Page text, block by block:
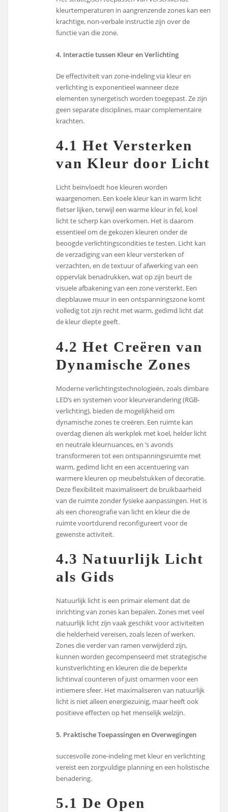
kleurtemperaturen in aangrenzende zones kan een
krachtige, non-verbale instructie zijn over de
functie van die zone.
4. Interactie tussen Kleur en Verlichting
De effectiviteit van zone-indeling via kleur en
verlichting is exponentieel wanneer deze
elementen synergetisch worden toegepast. Ze zijn
geen separate disciplines, maar complementaire
krachten.
4.1 Het Versterken
van Kleur door Licht
Licht beïnvloedt hoe kleuren worden
waargenomen. Een koele kleur kan in warm licht
fletser lijken, terwijl een warme kleur in fel, koel
licht te scherp kan overkomen. Het is daarom
essentieel om de gekozen kleuren onder de
beoogde verlichtingscondities te testen. Licht kan
de verzadiging van een kleur versterken of
verzachten, en de textuur of afwerking van een
oppervlak benadrukken, wat op zijn beurt de
visuele afbakening van een zone versterkt. Een
diepblauwe muur in een ontspanningszone komt
volledig tot zijn recht met warm, gedimd licht dat
de kleur diepte geeft.
4.2 Het Creëren van
Dynamische Zones
Moderne verlichtingstechnologieën, zoals dimbare
LED’s en systemen voor kleurverandering (RGB-
verlichting), bieden de mogelijkheid om
dynamische zones te creëren. Een ruimte kan
overdag dienen als werkplek met koel, helder licht
en neutrale kleurnuances, en ’s avonds
transformeren tot een ontspanningsruimte met
warm, gedimd licht en een accentuering van
warmere kleuren op meubelstukken of decoratie.
Deze flexibiliteit maximaliseert de bruikbaarheid
van de ruimte zonder fysieke aanpassingen. Het is
als een choreografie van licht en kleur die de
ruimte voortdurend reconfigureert voor de
gewenste activiteit.
4.3 Natuurlijk Licht
als Gids
Natuurlijk licht is een primair element dat de
inrichting van zones kan bepalen. Zones met veel
natuurlijk licht zijn vaak geschikt voor activiteiten
die helderheid vereisen, zoals lezen of werken.
Zones die verder van ramen verwijderd zijn,
kunnen worden gecompenseerd met strategische
kunstverlichting en kleuren die de beperkte
lichtinval counteren of juist omarmen voor een
intiemere sfeer. Het maximaliseren van natuurlijk
licht is niet alleen energiezuinig, maar heeft ook
positieve effecten op het menselijk welzijn.
5. Praktische Toepassingen en Overwegingen
succesvolle zone-indeling met kleur en verlichting
vereist een zorgvuldige planning en een holistische
benadering.
5.1 De Open